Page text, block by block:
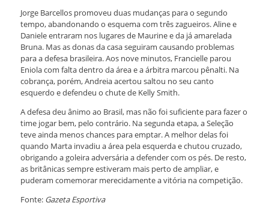
Jorge Barcellos promoveu duas mudanças para o segundo
tempo, abandonando o esquema com três zagueiros. Aline e
Daniele entraram nos lugares de Maurine e da já amarelada
Bruna. Mas as donas da casa seguiram causando problemas
para a defesa brasileira. Aos nove minutos, Francielle parou
Eniola com falta dentro da área e a árbitra marcou pênalti. Na
cobrança, porém, Andreia acertou saltou no seu canto
esquerdo e defendeu o chute de Kelly Smith.
A defesa deu ânimo ao Brasil, mas não foi suficiente para fazer o
time jogar bem, pelo contrário. Na segunda etapa, a Seleção
teve ainda menos chances para emptar. A melhor delas foi
quando Marta invadiu a área pela esquerda e chutou cruzado,
obrigando a goleira adversária a defender com os pés. De resto,
as britânicas sempre estiveram mais perto de ampliar, e
puderam comemorar merecidamente a vitória na competição.
Fonte: Gazeta Esportiva